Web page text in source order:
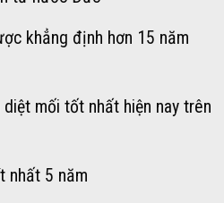
khẳng định hơn 15 năm
diệt mối tốt nhất hiện nay trên
nhất 5 năm